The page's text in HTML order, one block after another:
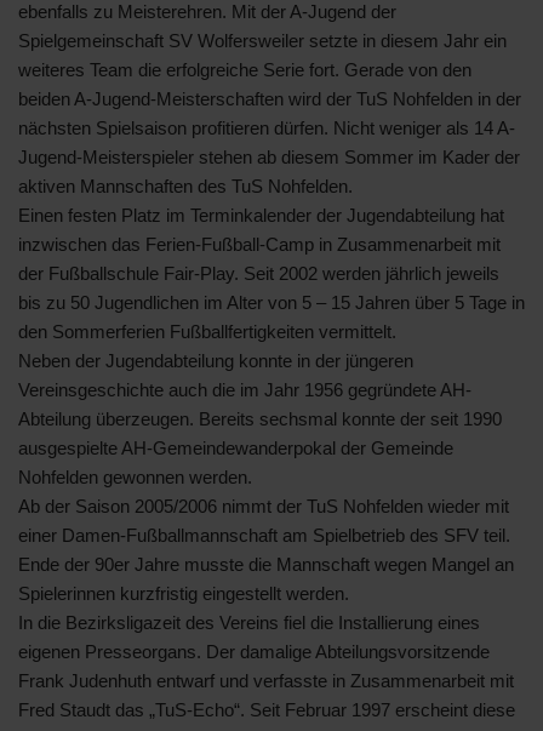
ebenfalls zu Meisterehren. Mit der A-Jugend der
Spielgemeinschaft SV Wolfersweiler setzte in diesem Jahr ein
weiteres Team die erfolgreiche Serie fort. Gerade von den
beiden A-Jugend-Meisterschaften wird der TuS Nohfelden in der
nächsten Spielsaison profitieren dürfen. Nicht weniger als 14 A-
Jugend-Meisterspieler stehen ab diesem Sommer im Kader der
aktiven Mannschaften des TuS Nohfelden.
Einen festen Platz im Terminkalender der Jugendabteilung hat
inzwischen das Ferien-Fußball-Camp in Zusammenarbeit mit
der Fußballschule Fair-Play. Seit 2002 werden jährlich jeweils
bis zu 50 Jugendlichen im Alter von 5 – 15 Jahren über 5 Tage in
den Sommerferien Fußballfertigkeiten vermittelt.
Neben der Jugendabteilung konnte in der jüngeren
Vereinsgeschichte auch die im Jahr 1956 gegründete AH-
Abteilung überzeugen. Bereits sechsmal konnte der seit 1990
ausgespielte AH-Gemeindewanderpokal der Gemeinde
Nohfelden gewonnen werden.
Ab der Saison 2005/2006 nimmt der TuS Nohfelden wieder mit
einer Damen-Fußballmannschaft am Spielbetrieb des SFV teil.
Ende der 90er Jahre musste die Mannschaft wegen Mangel an
Spielerinnen kurzfristig eingestellt werden.
In die Bezirksligazeit des Vereins fiel die Installierung eines
eigenen Presseorgans. Der damalige Abteilungsvorsitzende
Frank Judenhuth entwarf und verfasste in Zusammenarbeit mit
Fred Staudt das „TuS-Echo“. Seit Februar 1997 erscheint diese